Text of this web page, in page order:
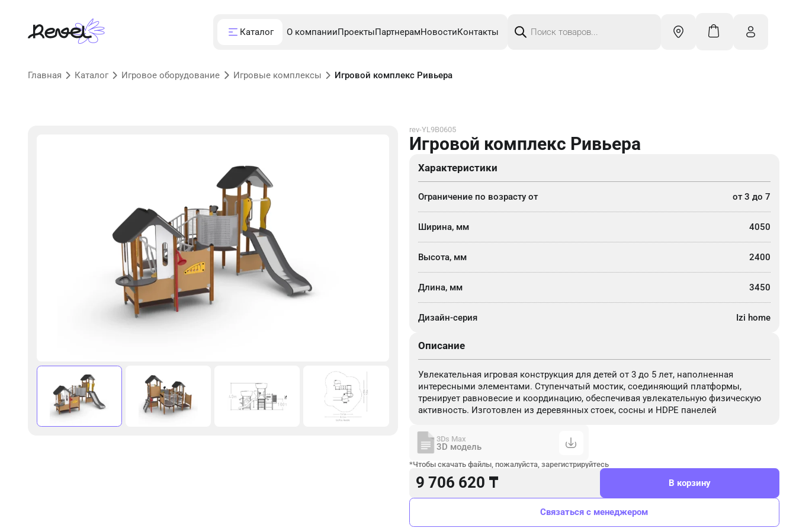
Каталог О компанииПроектыПартнерамНовостиКонтакты
товаров
Главная Каталог Игровое оборудование Игровые комплексы Игровой комплекс Ривьера
rev-YL9B0605
Игровой комплекс Ривьера
Характеристики
Ограничение по возрасту от от 3 до 7
Ширина, мм 4050
Высота, мм 2400
Длина, мм 3450
Дизайн-серия Izi home
Описание
Увлекательная игровая конструкция для детей от 3 до 5 лет, наполненная
интересными элементами. Ступенчатый мостик, соединяющий платформы,
тренирует равновесие и координацию, обеспечивая увлекательную физическую
активность. Изготовлен из деревянных стоек, сосны и HDPE панелей
3Ds Max
3D модель
*Чтобы скачать файлы, пожалуйста, зарегистрируйтесь
9 706 620 ₸ В корзину
Связаться с менеджером